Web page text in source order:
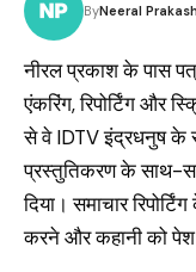
ByNeeral Prakash
नीरल प्रकाश के पास
एंकरिंग, रिपोर्टिंग और
से वे IDTV इंद्रधनुष के
प्रस्तुतिकरण के साथ-
दिया। समाचार
करने और कहानी को पेश